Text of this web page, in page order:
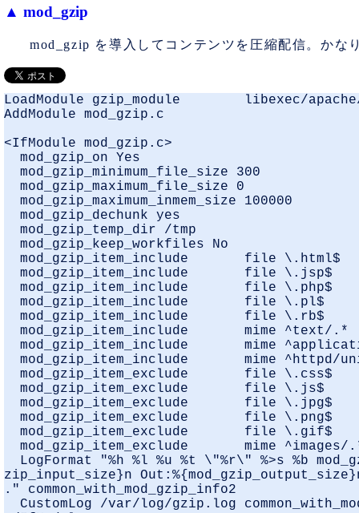
▲ mod_gzip
mod_gzip を導入してコンテンツを圧縮配信。かな
LoadModule gzip_module        libexec/
AddModule mod_gzip.c
<IfModule mod_gzip.c>
  mod_gzip_on Yes
  mod_gzip_minimum_file_size 300
  mod_gzip_maximum_file_size 0
  mod_gzip_maximum_inmem_size 100000
  mod_gzip_dechunk yes
  mod_gzip_temp_dir /tmp
  mod_gzip_keep_workfiles No
  mod_gzip_item_include       file \.html$
  mod_gzip_item_include       file \.jsp$
  mod_gzip_item_include       file \.php$
  mod_gzip_item_include       file \.pl$
  mod_gzip_item_include       file \.rb$
  mod_gzip_item_include       mime ^text/.*
mod_gzip_item_include       mime
mod_gzip_item_include       mime ^httpd/
  mod_gzip_item_exclude       file \.css$
  mod_gzip_item_exclude       file \.js$
  mod_gzip_item_exclude       file \.jpg$
  mod_gzip_item_exclude       file \.png$
  mod_gzip_item_exclude       file \.gif$
mod_gzip_item_exclude       mime ^images/
LogFormat "%h %l %u %t \"%r\" %>s %b
zip_input_size}n
." common_with_mod_gzip_info2
CustomLog /var/log/gzip.log